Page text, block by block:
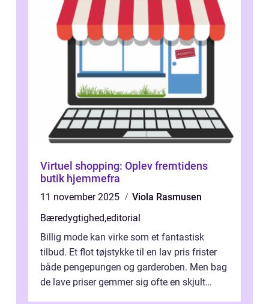
Virtuel shopping: Oplev fremtidens
butik hjemmefra
11 november 2025
Viola Rasmusen
Bæredygtighed,editorial
Billig mode kan virke som et fantastisk
tilbud. Et flot tøjstykke til en lav pris frister
både pengepungen og garderoben. Men bag
de lave priser gemmer sig ofte en skjult